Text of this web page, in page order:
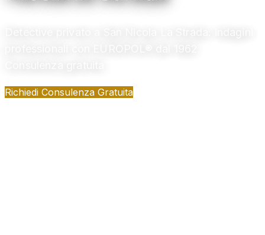
Richiedi Consulenza Gratuita